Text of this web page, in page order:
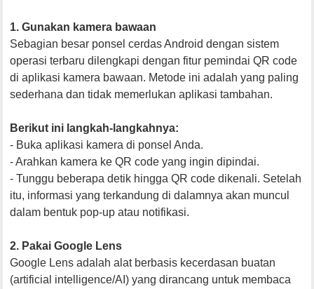
1. Gunakan kamera bawaan
Sebagian besar ponsel cerdas Android dengan sistem
operasi terbaru dilengkapi dengan fitur pemindai QR code
di aplikasi kamera bawaan. Metode ini adalah yang paling
sederhana dan tidak memerlukan aplikasi tambahan.
Berikut ini langkah-langkahnya:
- Buka aplikasi kamera di ponsel Anda.
- Arahkan kamera ke QR code yang ingin dipindai.
- Tunggu beberapa detik hingga QR code dikenali. Setelah
itu, informasi yang terkandung di dalamnya akan muncul
dalam bentuk pop-up atau notifikasi.
2. Pakai Google Lens
Google Lens adalah alat berbasis kecerdasan buatan
(artificial intelligence/AI) yang dirancang untuk membaca